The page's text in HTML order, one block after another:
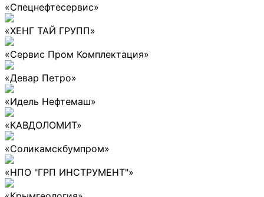
«Спецнефтесервис»
«ХЕНГ ТАЙ ГРУПП»
«Сервис Пром Комплектация»
«Девар Петро»
«Идель Нефтемаш»
«КАВДОЛОМИТ»
«Соликамскбумпром»
«НПО "ГРП ИНСТРУМЕНТ"»